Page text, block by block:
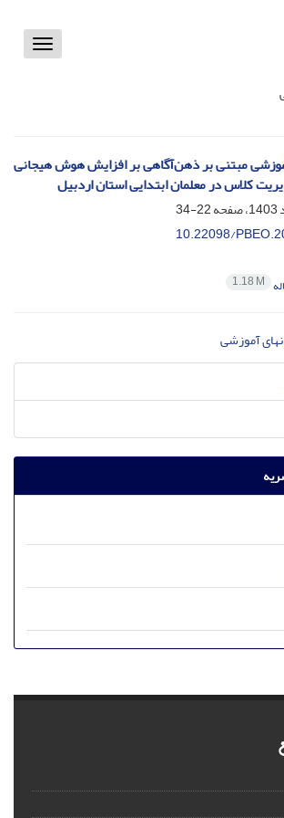
Toggle
مبتنی بر ذهن‌آگاهی بر افزایش هوش هیجانی
کلاس در معلمان ابتدایی استان اردبیل
22-34
10.22098/
1.18 M